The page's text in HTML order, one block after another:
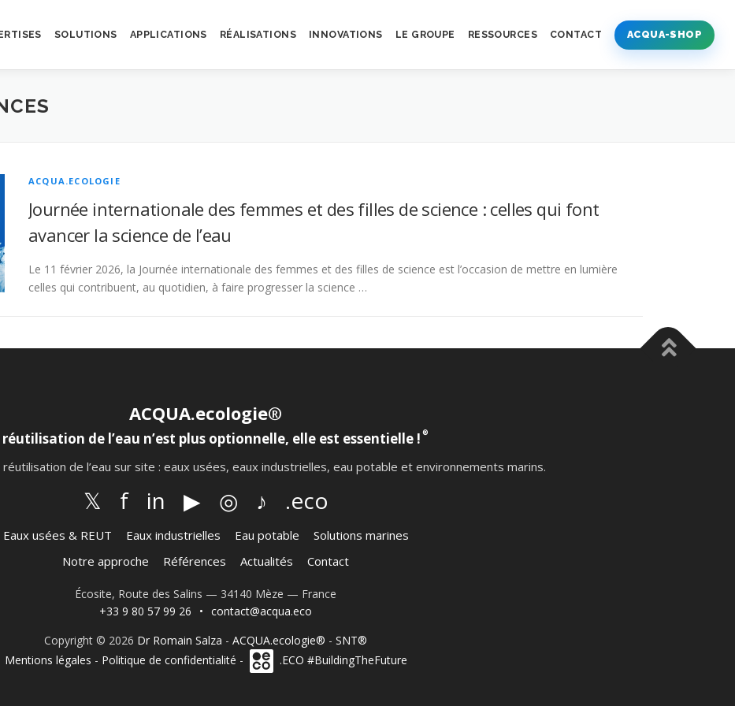
SOLUTIONS APPLICATIONS RÉALISATIONS INNOVATIONS LE GROUPE RESSOURCES CONTACT ACQUA-SHOP
ACQUA.ECOLOGIE
Journée internationale des femmes et des filles de science : celles qui font
avancer la science de l’eau
Le 11 février 2026, la Journée internationale des femmes et des filles de science est l’occasion de mettre en lumière
celles qui contribuent, au quotidien, à faire progresser la science …
ACQUA.ecologie®
réutilisation de l’eau n’est plus optionnelle, elle est essentielle ! ®
de l’eau sur site : eaux usées, eaux industrielles, eau potable et environnements marins.
𝕏 f in ▶ ◎ ♪ .eco
Eaux usées & REUT Eaux industrielles Eau potable
Solutions marines
Notre approche
Références Actualités Contact
Écosite, Route des Salins — 34140 Mèze — France
+33 9 80 57 99 26
• contact@acqua.eco
Copyright © 2026 Dr Romain Salza - ACQUA.ecologie® - SNT®
Mentions légales - Politique de confidentialité - .ECO #BuildingTheFuture